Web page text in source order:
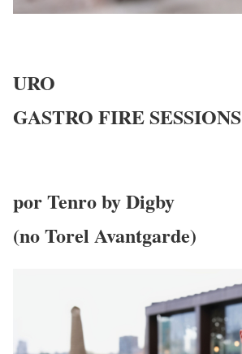
URO
GASTRO FIRE SESSIONS
por Tenro by Digby
(no Torel Avantgarde)